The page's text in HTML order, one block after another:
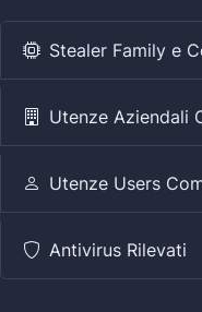
Stealer Family e
Utenze Aziendali
Utenze Users
Antivirus Rilevati